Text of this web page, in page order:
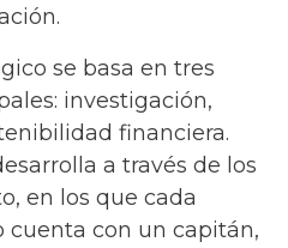
se basa en tres
investigación,
financiera.
a través de los
en los que cada
cuenta con un capitán,